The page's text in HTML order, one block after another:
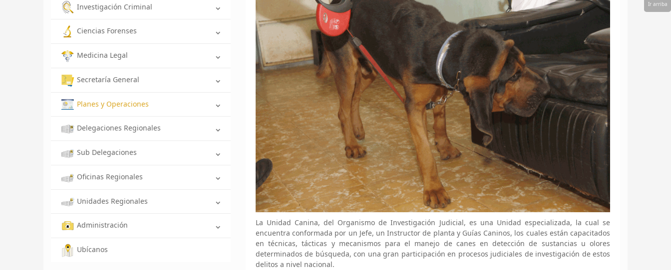
Investigación Criminal
Ciencias Forenses
Medicina Legal
Secretaría General
Planes y Operaciones
Delegaciones Regionales
Sub Delegaciones
Oficinas Regionales
Unidades Regionales
Administración
Ubícanos
La Unidad Canina, del Organismo de Investigación Judicial, es una Unidad especializada, la cual se
encuentra conformada por un Jefe, un Instructor de planta y Guías Caninos, los cuales están capacitados
en técnicas, tácticas y mecanismos para el manejo de canes en detección de sustancias u olores
determinados de búsqueda, con una gran participación en procesos judiciales de investigación de estos
delitos a nivel nacional.
Ir arriba